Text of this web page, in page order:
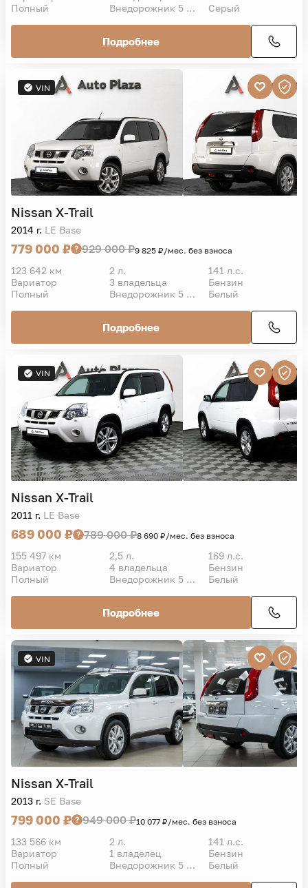
Полный
Внедорожник 5 дв. Серый
Подробнее
VIN
Nissan X-Trail
2014 г. LE Base
779 000 ₽ 929 000 ₽9 825 ₽/мес. без взноса
123 642 км 2 л.
141 л.с.
Вариатор
3 владельца
Бензин
Полный
Внедорожник 5 дв. Белый
Подробнее
VIN
Nissan X-Trail
2011 г. LE Base
689 000 ₽ 789 000 ₽8 690 ₽/мес. без взноса
155 497 км 2,5 л.
169 л.с.
Вариатор
4 владельца
Бензин
Полный
Внедорожник 5 дв. Белый
Подробнее
VIN
Nissan X-Trail
2013 г. SE Base
799 000 ₽ 949 000 ₽10 077 ₽/мес. без взноса
133 566 км 2 л.
141 л.с.
Вариатор
1 владелец
Бензин
Полный
Внедорожник 5 дв. Белый